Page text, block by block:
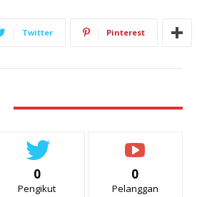
Twitter Pinterest
0
Pengikut
0
Pelanggan